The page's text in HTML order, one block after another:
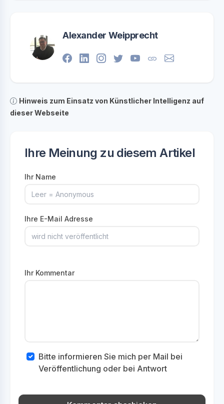
Alexander Weipprecht
Hinweis zum Einsatz von Künstlicher Intelligenz auf
dieser Webseite
Ihre Meinung zu diesem Artikel
Ihr Name
Ihre E-Mail Adresse
Ihr Kommentar
Bitte informieren Sie mich per Mail bei
Veröffentlichung oder bei Antwort